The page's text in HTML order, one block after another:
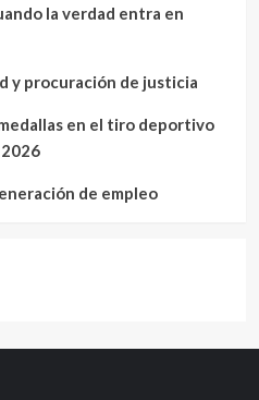
la verdad entra en
y procuración de justicia
en el tiro deportivo
de empleo